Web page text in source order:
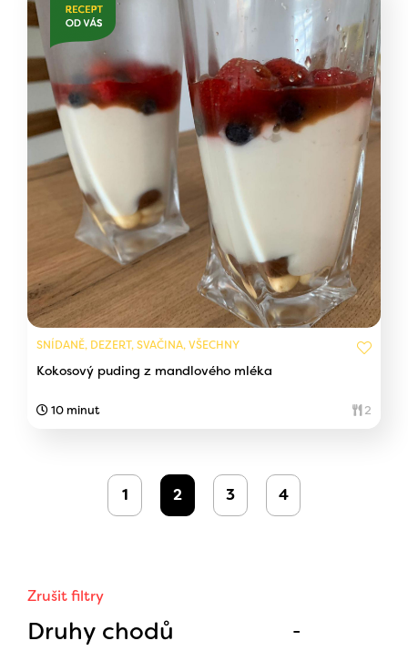
Zrušit filtry
Druhy chodů
SNÍDANĚ, DEZERT, SVAČINA, VŠECHNY
Kokosový puding z mandlového mléka
10 minut 2
1 2 3 4